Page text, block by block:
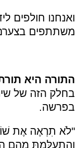
ואנחנו חולפים
משתתפים
התורה היא
בחלק הזה של
בפרשה.
"לֹא תִרְאֶה אֶת
וְהִתְעַלַּמְתָּ מֵהֶם